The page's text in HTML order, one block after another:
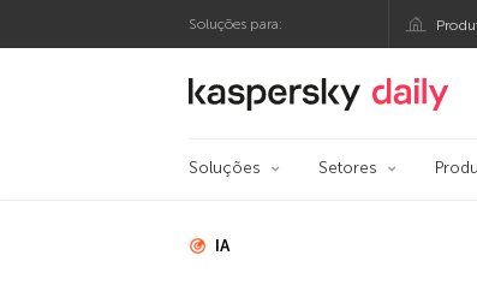
Soluções para:
Blog oficial
Soluções Setores
IA